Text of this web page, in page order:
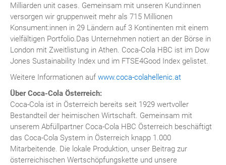
Milliarden unit cases. Gemeinsam mit unseren Kund:innen
versorgen wir gruppenweit mehr als 715 Millionen
Konsument:innen in 29 Ländern auf 3 Kontinenten mit einem
vielfältigen Portfolio.Das Unternehmen notiert an der Börse in
London mit Zweitlistung in Athen. Coca-Cola HBC ist im Dow
Jones Sustainability Index und im FTSE4Good Index gelistet.
Weitere Informationen auf www.coca-colahellenic.at
Über Coca-Cola Österreich:
Coca-Cola ist in Österreich bereits seit 1929 wertvoller
Bestandteil der heimischen Wirtschaft. Gemeinsam mit
unserem Abfüllpartner Coca-Cola HBC Österreich beschäftigt
das Coca-Cola System in Österreich knapp 1.000
Mitarbeitende. Die lokale Produktion, unser Beitrag zur
österreichischen Wertschöpfungskette und unsere